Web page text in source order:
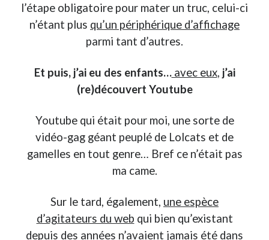
l’étape obligatoire pour mater un truc, celui-ci
n’étant plus qu’un périphérique d’affichage
parmi tant d’autres.
Et puis, j’ai eu des enfants…avec eux, j’ai
(re)découvert Youtube
Youtube qui était pour moi, une sorte de
vidéo-gag géant peuplé de Lolcats et de
gamelles en tout genre… Bref ce n’était pas
ma came.
Sur le tard, également, une espèce
d’agitateurs du web qui bien qu’existant
depuis des années n’avaient jamais été dans